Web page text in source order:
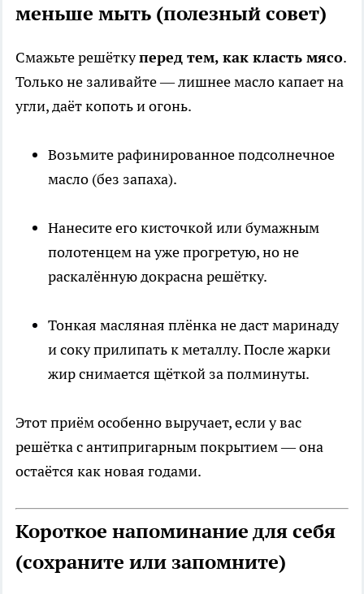
меньше мыть (полезный совет)
Смажьте решёткуперед тем, как класть мясо.
Только не заливайте — лишнее масло капает на
угли, даёт копоть и огонь.
Возьмите рафинированное подсолнечное
масло (без запаха).
Нанесите его кисточкой или бумажным
полотенцем на уже прогретую, но не
раскалённую докрасна решётку.
Тонкая масляная плёнка не даст маринаду
и соку прилипать к металлу. После жарки
жир снимается щёткой за полминуты.
Этот приём особенно выручает, если у вас
решётка с антипригарным покрытием — она
остаётся как новая годами.
Короткое напоминание для себя
(сохраните или запомните)